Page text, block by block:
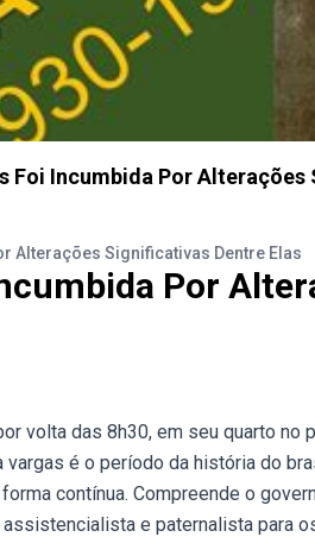
Foi Incumbida Por
Alterações Significativas Dentre Elas
Por
volta das 8h30, em seu quarto no
é o período da história do
contínua. Compreende o
e paternalista para